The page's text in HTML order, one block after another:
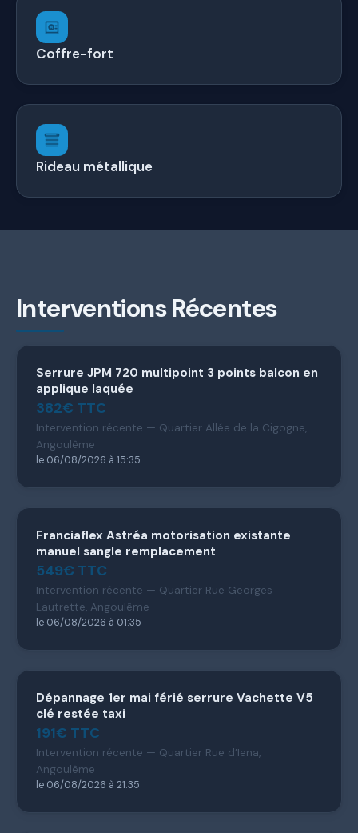
Coffre-fort
Rideau métallique
Interventions Récentes
Serrure JPM 720 multipoint 3 points balcon en
applique laquée
382€ TTC
Intervention récente — Quartier Allée de la Cigogne,
Angoulême
le 06/08/2026 à 15:35
Franciaflex Astréa motorisation existante
manuel sangle remplacement
549€ TTC
Intervention récente — Quartier Rue Georges
Lautrette, Angoulême
le 06/08/2026 à 01:35
Dépannage 1er mai férié serrure Vachette V5
clé restée taxi
191€ TTC
Intervention récente — Quartier Rue d’Iena,
Angoulême
le 06/08/2026 à 21:35